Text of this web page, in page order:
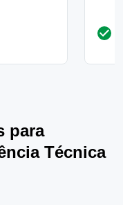
para
Técnica